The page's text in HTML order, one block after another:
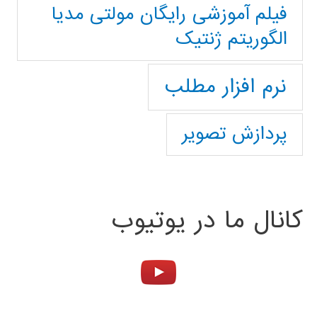
فیلم آموزشی رایگان مولتی مدیا
الگوریتم ژنتیک
نرم افزار مطلب
پردازش تصویر
کانال ما در یوتیوب